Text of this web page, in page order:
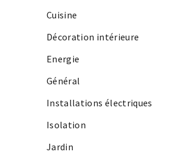
Cuisine
Décoration intérieure
Energie
Général
Installations électriques
Isolation
Jardin